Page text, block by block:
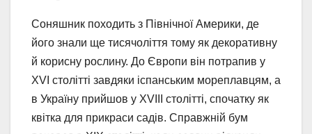
Соняшник походить з Північної Америки, де
його знали ще тисячоліття тому як декоративну
й корисну рослину. До Європи він потрапив у
XVI столітті завдяки іспанським мореплавцям, а
в Україну прийшов у XVIII столітті, спочатку як
квітка для прикраси садів. Справжній бум